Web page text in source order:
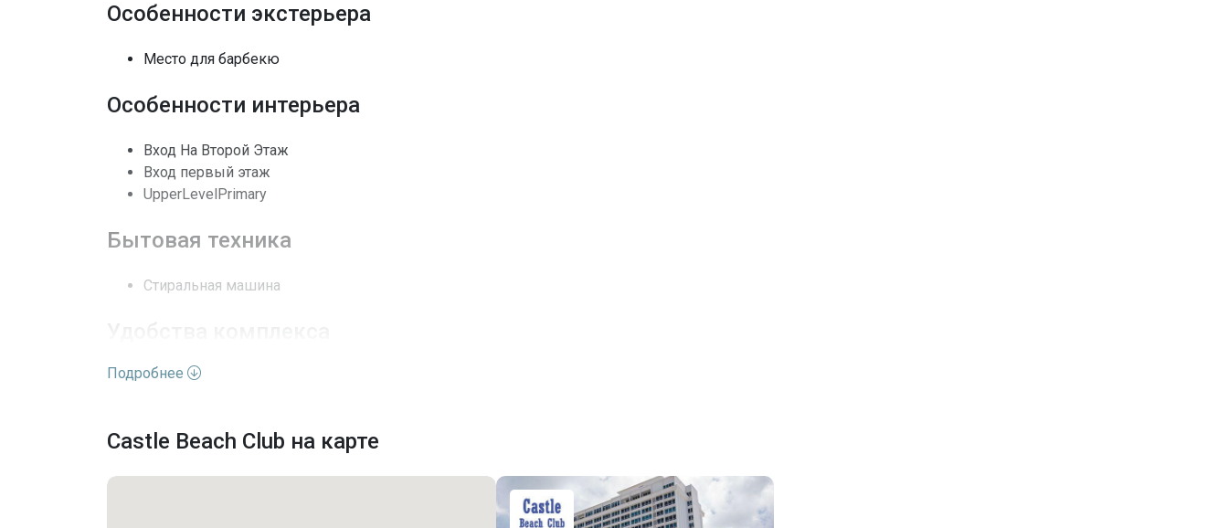
Выход к воде
Кондиционеры
Безопасность
Частота оплаты
Последние изменения
Особенности экстерьера
Место для барбекю
Особенности интерьера
Вход На Второй Этаж
Вход первый этаж
UpperLevelPrimary
Бытовая техника
Стиральная машина
Бассейн
Подробнее
Castle Beach Club на карте